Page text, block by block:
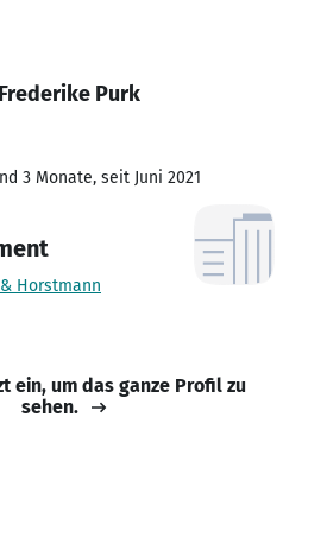
Purk
3 Monate, seit Juni 2021
Horstmann
ein, um das ganze Profil zu
sehen.